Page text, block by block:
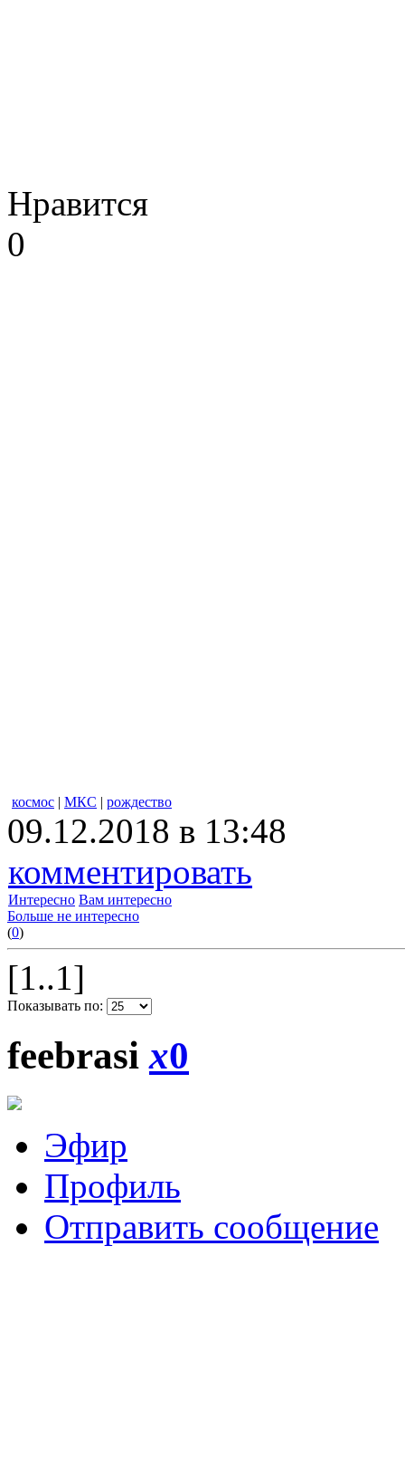
Нравится
0
космос | МКС | рождество
09.12.2018 в 13:48
комментировать
Интересно Вам интересно
Больше не интересно
(0)
[1..1]
Показывать по:
feebrasix0
Эфир
Профиль
Отправить сообщение